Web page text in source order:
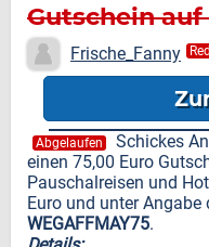
Gutschein
Frische_Fanny
Abgelaufen
Schickes
einen 75,00 Euro
Pauschalreisen und
Euro und unter Angabe
WEGAFFMAY75.